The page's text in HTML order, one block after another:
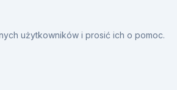
użytkowników i prosić ich o pomoc.